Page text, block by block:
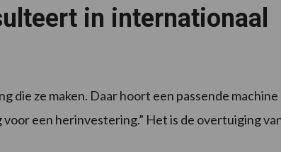
in internationaal
die ze maken. Daar hoort een passende machine
een herinvestering.” Het is de overtuiging